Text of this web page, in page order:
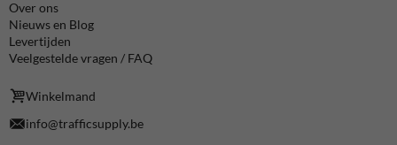
Over ons
Nieuws en Blog
Levertijden
Veelgestelde vragen / FAQ
Winkelmand
info@trafficsupply.be